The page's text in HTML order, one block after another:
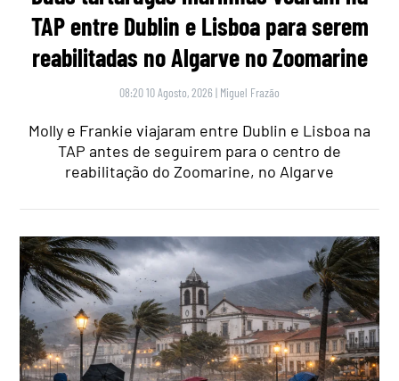
TAP entre Dublin e Lisboa para serem
reabilitadas no Algarve no Zoomarine
08:20 10 Agosto, 2026 | Miguel Frazão
Molly e Frankie viajaram entre Dublin e Lisboa na
TAP antes de seguirem para o centro de
reabilitação do Zoomarine, no Algarve